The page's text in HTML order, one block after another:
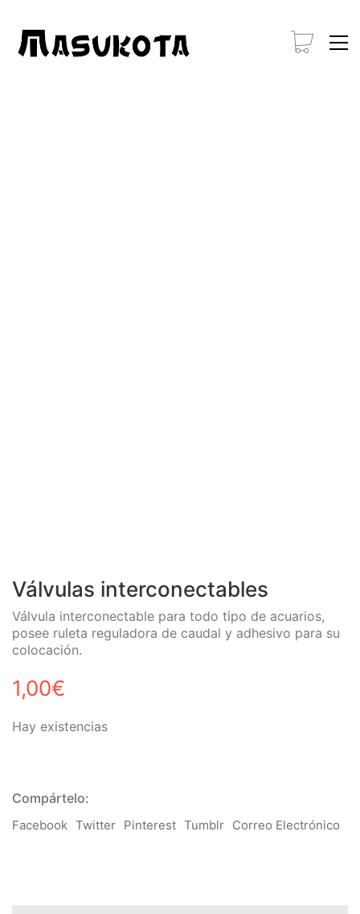
Válvulas interconectables
Válvula interconectable para todo tipo de acuarios,
posee ruleta reguladora de caudal y adhesivo para su
colocación.
1,00€
Hay existencias
Compártelo:
Facebook Twitter Pinterest Tumblr Correo Electrónico